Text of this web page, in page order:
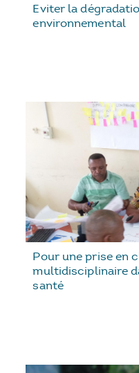
Eviter la
environnemental
Pour une prise en
multidisciplinaire
santé